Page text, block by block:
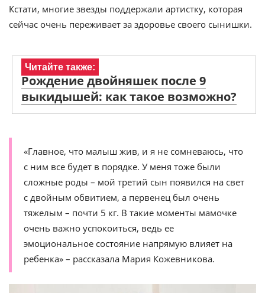
Кстати, многие звезды поддержали артистку, которая
сейчас очень переживает за здоровье своего сынишки.
Читайте также:
Рождение двойняшек после 9
выкидышей: как такое возможно?
«Главное, что малыш жив, и я не сомневаюсь, что
с ним все будет в порядке. У меня тоже были
сложные роды – мой третий сын появился на свет
с двойным обвитием, а первенец был очень
тяжелым – почти 5 кг. В такие моменты мамочке
очень важно успокоиться, ведь ее
эмоциональное состояние напрямую влияет на
ребенка» – рассказала Мария Кожевникова.